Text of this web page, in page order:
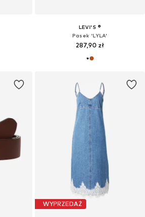
LEVI'S ®
Pasek 'LYLA'
287,90 zł
WYPRZEDAŻ